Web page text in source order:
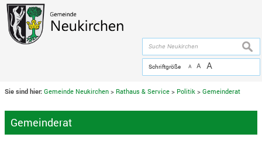
Zum Inhalt,zur Navigation
Schriftgröße A A A
Sie sind hier: Gemeinde Neukirchen > Rathaus & Service > Politik >Gemeinderat
Gemeinderat